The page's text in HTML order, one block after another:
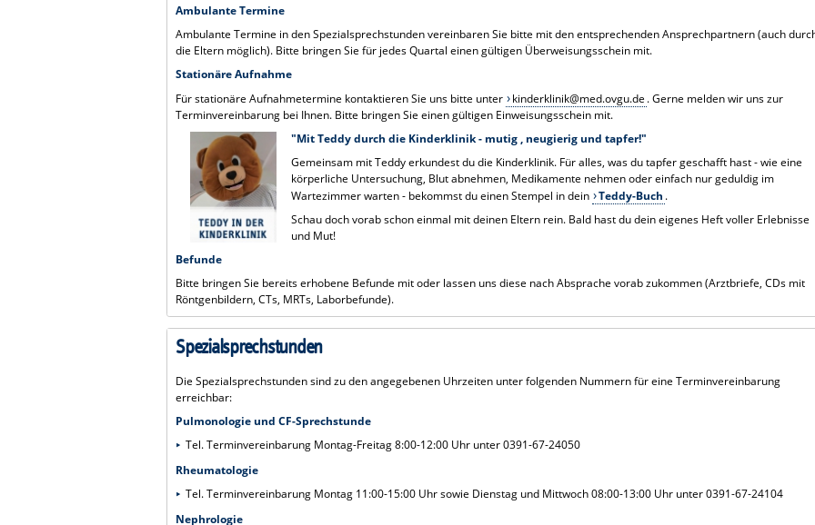
Ambulante Termine
Ambulante Termine in den Spezialsprechstunden vereinbaren Sie bitte mit den entsprechenden Ansprechpartnern (auch
die Eltern möglich). Bitte bringen Sie für jedes Quartal einen gültigen Überweisungsschein mit.
Stationäre Aufnahme
Für stationäre Aufnahmetermine kontaktieren Sie uns bitte unter
kinderklinik@med.ovgu.de . Gerne melden wir uns zur
Terminvereinbarung bei Ihnen. Bitte bringen Sie einen gültigen Einweisungsschein mit.
"Mit Teddy durch die Kinderklinik - mutig , neugierig und tapfer!"
Gemeinsam mit Teddy erkundest du die Kinderklinik. Für alles, was du tapfer geschafft hast - wie eine
körperliche Untersuchung, Blut abnehmen, Medikamente nehmen oder einfach nur geduldig im
Wartezimmer warten - bekommst du einen Stempel in dein Teddy-Buch .
Schau doch vorab schon einmal mit deinen Eltern rein. Bald hast du dein eigenes Heft voller Erlebnisse
und Mut!
Befunde
Bitte bringen Sie bereits erhobene Befunde mit oder lassen uns diese nach Absprache vorab zukommen (Arztbriefe, CDs mit
Röntgenbildern, CTs, MRTs, Laborbefunde).
Spezialsprechstunden
Die Spezialsprechstunden sind zu den angegebenen Uhrzeiten unter folgenden Nummern für eine Terminvereinbarung
erreichbar:
Pulmonologie und CF-Sprechstunde
Tel. Terminvereinbarung Montag-Freitag 8:00-12:00 Uhr unter 0391-67-24050
Rheumatologie
Tel. Terminvereinbarung Montag 11:00-15:00 Uhr sowie Dienstag und Mittwoch 08:00-13:00 Uhr unter 0391-67-24104
Nephrologie